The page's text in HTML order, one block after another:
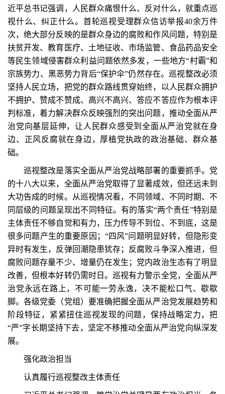
近平总书记强调，人民群众痛恨什么、反对什么，就重点巡
视什么、纠正什么。首轮巡视受理群众信访举报40余万件
次，绝大部分反映的是群众身边的腐败和作风问题，特别是
扶贫开发、教育医疗、土地征收、市场监管、食品药品安全
等民生领域侵害群众利益问题依然多发，一些地方“村霸”和
宗族势力、黑恶势力背后“保护伞”仍然存在。巡视整改必须
坚持人民立场，把党的群众路线贯穿始终，以人民群众拥护
不拥护、赞成不赞成、高兴不高兴、答应不答应作为根本评
判标准，着力解决群众反映强烈的突出问题，推动全面从严
治党向基层延伸，让人民群众感受到全面从严治党就在身
边、正风反腐就在身边，厚植党执政的政治基础、群众基
础。
巡视整改是落实全面从严治党战略部署的重要抓手。党
的十八大以来，全面从严治党取得了显著成效，但还远未到
大功告成的时候。从巡视情况看，不同领域、不同时期、不
同层级的问题呈现出不同特征。有的落实“两个责任”特别是
主体责任不够自觉和有力，压力传导不到位、不到底，这是
很多问题产生的重要原因；“四风”问题明显好转，但隐形变
异时有发生，反弹回潮隐患犹存；反腐败斗争深入推进，但
腐败问题存量不少、增量仍在发生；党内政治生态有了明显
改善，但根本好转仍需时日。巡视有力警示全党，全面从严
治党永远在路上，不可能一劳永逸，决不能松口气、歇歇
脚。各级党委（党组）要准确把握全面从严治党发展趋势和
阶段特征，紧紧扭住巡视发现的问题，保持战略定力，把
“严”字长期坚持下去，坚定不移推动全面从严治党向纵深发
展。
强化政治担当
认真履行巡视整改主体责任